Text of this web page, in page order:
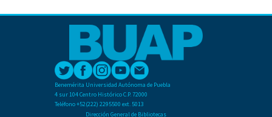
Benemérita Universidad Autónoma de Puebla
4 sur 104 Centro Histórico C.P. 72000
Teléfono +52(222) 2295500 ext. 5013
Dirección General de Bibliotecas